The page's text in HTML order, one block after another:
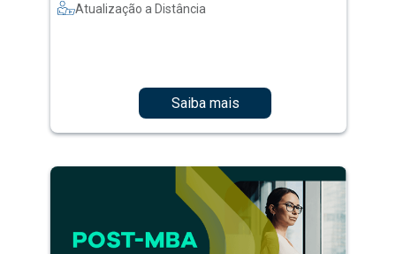
Atualização a Distância
Saiba mais